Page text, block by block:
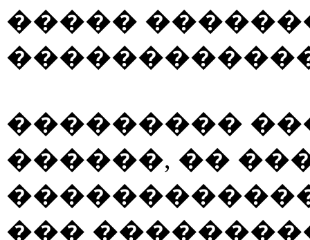
�����
���������
������, ��
���